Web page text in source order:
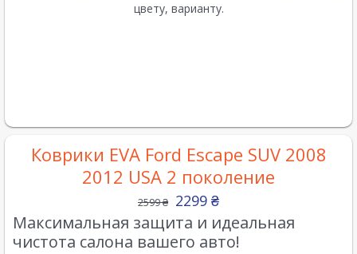
цвету, варианту.
Коврики EVA Ford Escape SUV 2008
2012 USA 2 поколение
2599₴ 2299 ₴
Максимальная защита и идеальная
чистота салона вашего авто!